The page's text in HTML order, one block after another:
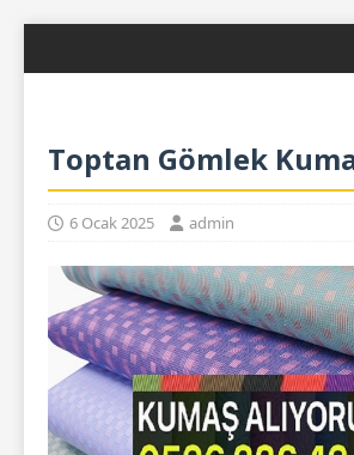
Toptan Gömlek
6 Ocak 2025 admin